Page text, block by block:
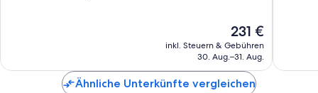
Der
Preis
beträgt
231 €
inkl. Steuern & Gebühren
30. Aug.–31. Aug.
Ähnliche Unterkünfte vergleichen